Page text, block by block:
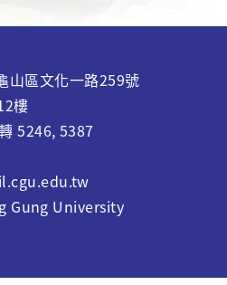
區文化一路259號
樓
5246, 5387
Gung University